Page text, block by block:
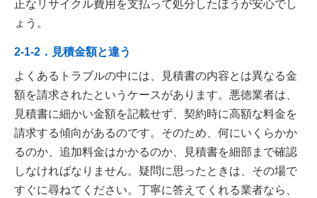
正なリサイクル費用を支払って処分したほうが安心でし
ょう。
2-1-2．見積金額と違う
よくあるトラブルの中には、見積書の内容とは異なる金
額を請求されたというケースがあります。悪徳業者は、
見積書に細かい金額を記載せず、契約時に高額な料金を
請求する傾向があるのです。そのため、何にいくらかか
るのか、追加料金はかかるのか、見積書を細部まで確認
しなければなりません。疑問に思ったときは、その場で
すぐに尋ねてください。丁寧に答えてくれる業者なら、